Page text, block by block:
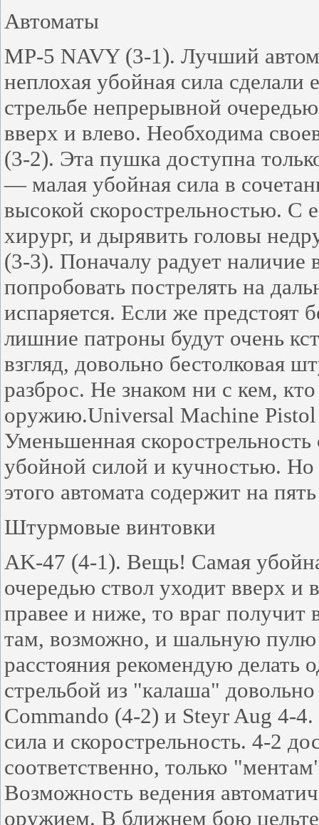
Автоматы
MP-5 NAVY (3-1). Лучший
неплохая убойная сила
стрельбе непрерывной
вверх и влево. Необходима
(3-2). Эта пушка доступна
— малая убойная сила в
высокой скорострельностью.
хирург, и дырявить головы
(3-3). Поначалу радует наличие
попробовать пострелять на
испаряется. Если же
лишние патроны будут очень
взгляд, довольно бестолковая
разброс. Не знаком ни с кем,
оружию.Universal Machine
Уменьшенная
убойной силой и кучностью. Но
этого автомата содержит на
Штурмовые винтовки
AK-47 (4-1). Вещь! Самая
очередью ствол уходит вверх и
правее и ниже, то враг получит
там, возможно, и шальную пулю
расстояния рекомендую делать
стрельбой из "калаша"
Commando (4-2) и Steyr Aug 4-
сила и скорострельность. 4-2
соответственно, только
Возможность ведения
оружием. В ближнем бою